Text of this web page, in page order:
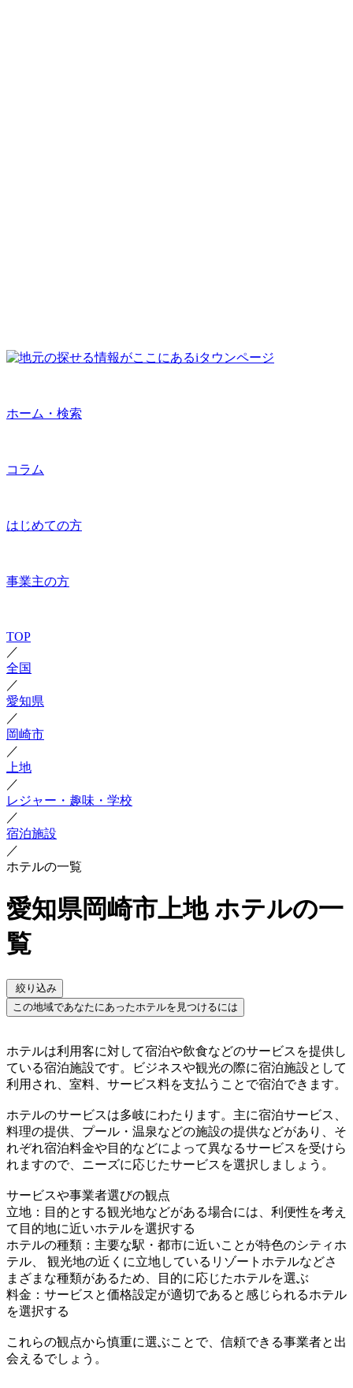
ホーム・検索
コラム
はじめての方
事業主の方
TOP
／
全国
／
愛知県
／
岡崎市
／
上地
／
レジャー・趣味・学校
／
宿泊施設
／
ホテルの一覧
愛知県岡崎市上地 ホテルの一
覧
絞り込み
この地域であなたにあったホテルを見つけるには
ホテルは利用客に対して宿泊や飲食などのサービスを提供し
ている宿泊施設です。ビジネスや観光の際に宿泊施設として
利用され、室料、サービス料を支払うことで宿泊できます。
ホテルのサービスは多岐にわたります。主に宿泊サービス、
料理の提供、プール・温泉などの施設の提供などがあり、そ
れぞれ宿泊料金や目的などによって異なるサービスを受けら
れますので、ニーズに応じたサービスを選択しましょう。
サービスや事業者選びの観点
立地：目的とする観光地などがある場合には、利便性を考え
て目的地に近いホテルを選択する
ホテルの種類：主要な駅・都市に近いことが特色のシティホ
テル、 観光地の近くに立地しているリゾートホテルなどさ
まざまな種類があるため、目的に応じたホテルを選ぶ
料金：サービスと価格設定が適切であると感じられるホテル
を選択する
これらの観点から慎重に選ぶことで、信頼できる事業者と出
会えるでしょう。